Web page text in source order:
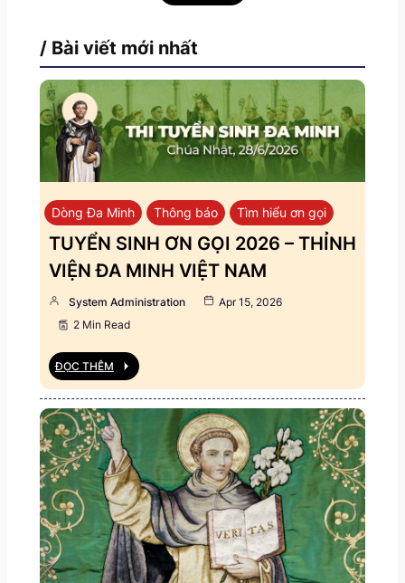
/ Bài viết mới nhất
Dòng Đa Minh Thông báo Tìm hiểu ơn gọi
TUYỂN SINH ƠN GỌI 2026 – THỈNH
VIỆN ĐA MINH VIỆT NAM
System Administration
Apr 15, 2026
2 Min Read
ĐỌC THÊM